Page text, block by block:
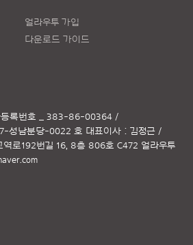
얼라우투 가입
다운로드 가이드
등록번호 _ 383-86-00364 /
성남분당-0022 호 대표이사 : 김정근 /
역로192번길 16, 8층 806호 C472 얼라우투